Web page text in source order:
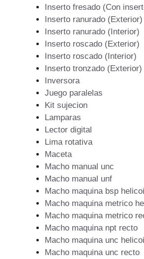
Inserto fresado (Con
Inserto ranurado (Exterior)
Inserto ranurado (Interior)
Inserto roscado (Exterior)
Inserto roscado (Interior)
Inserto tronzado (Exterior)
Inversora
Juego paralelas
Kit sujecion
Lamparas
Lector digital
Lima rotativa
Maceta
Macho manual unc
Macho manual unf
Macho maquina bsp
Macho maquina metrico
Macho maquina metrico
Macho maquina npt recto
Macho maquina unc
Macho maquina unc recto